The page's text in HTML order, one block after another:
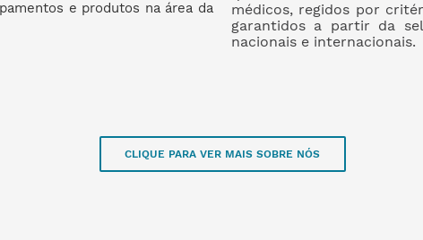
e produtos na área da
médicos, regidos por
garantidos a partir da
nacionais e internacionais.
CLIQUE PARA VER MAIS SOBRE NÓS